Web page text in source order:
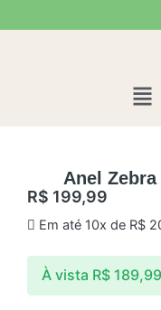
para
Anel Zebra
R$ 199,99
Em até 10x de R$
À vista R$189,99